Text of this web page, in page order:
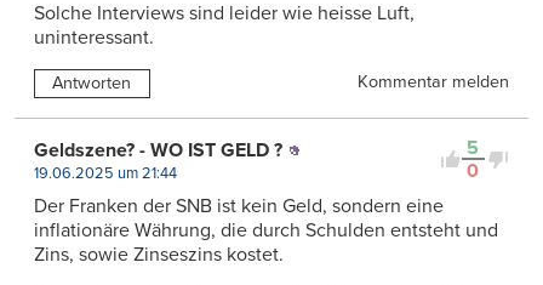
Solche Interviews sind leider wie heisse Luft,
uninteressant.
Antworten Kommentar melden
5
0
Geldszene? - WO IST GELD ?
19.06.2025 um 21:44
Der Franken der SNB ist kein Geld, sondern eine
inflationäre Währung, die durch Schulden entsteht und
Zins, sowie Zinseszins kostet.